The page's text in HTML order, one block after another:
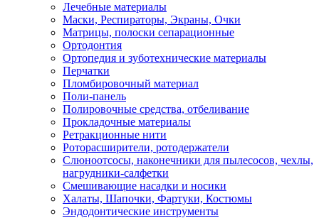
Лечебные материалы
Маски, Респираторы, Экраны, Очки
Матрицы, полоски сепарационные
Ортодонтия
Ортопедия и зуботехнические материалы
Перчатки
Пломбировочный материал
Поли-панель
Полировочные средства, отбеливание
Прокладочные материалы
Ретракционные нити
Роторасширители, ротодержатели
Слюноотсосы, наконечники для пылесосов, чехлы,
нагрудники-салфетки
Смешивающие насадки и носики
Халаты, Шапочки, Фартуки, Костюмы
Эндодонтические инструменты